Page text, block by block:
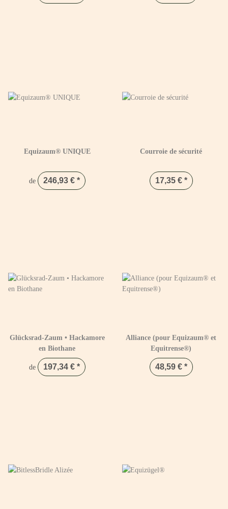
Equizaum® UNIQUE
de 246,93 € *
Courroie de sécurité
17,35 € *
Glücksrad-Zaum • Hackamore
en Biothane
de 197,34 € *
Alliance (pour Equizaum® et
Equitrense®)
48,59 € *